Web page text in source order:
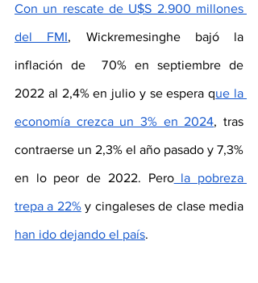
Con un rescate de U$S 2.900 millones
del FMI, Wickremesinghe bajó la
inflación de  70% en septiembre de
2022 al 2,4% en julio y se espera que la
economía crezca un 3% en 2024, tras
contraerse un 2,3% el año pasado y 7,3%
en lo peor de 2022. Pero la pobreza
trepa a 22%
han ido dejando el país.